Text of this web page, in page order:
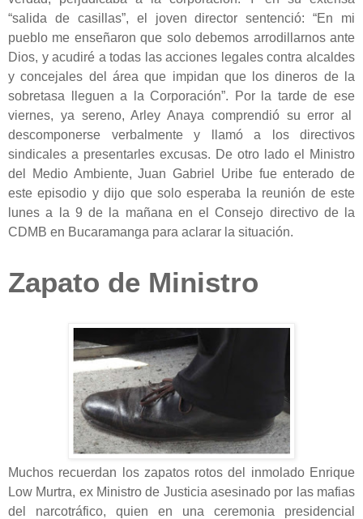
“salida de casillas”, el joven director sentenció: “En mi
pueblo me enseñaron que solo debemos arrodillarnos ante
Dios, y acudiré a todas las acciones legales contra alcaldes
y concejales del área que impidan que los dineros de la
sobretasa lleguen a la Corporación”. Por la tarde de ese
viernes, ya sereno, Arley Anaya comprendió su error al
descomponerse verbalmente y llamó a los directivos
sindicales a presentarles excusas. De otro lado el Ministro
del Medio Ambiente, Juan Gabriel Uribe fue enterado de
este episodio y dijo que solo esperaba la reunión de este
lunes a la 9 de la mañana en el Consejo directivo de la
CDMB en Bucaramanga para aclarar la situación.
Zapato de Ministro
Muchos recuerdan los zapatos rotos del inmolado Enrique
Low Murtra, ex Ministro de Justicia asesinado por las mafias
del narcotráfico, quien en una ceremonia presidencial